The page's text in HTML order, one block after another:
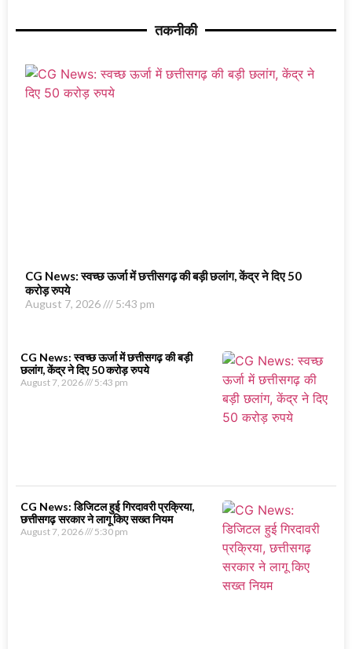
तकनीकी
CG News: स्वच्छ ऊर्जा में छत्तीसगढ़ की बड़ी छलांग, केंद्र ने दिए 50
करोड़ रुपये
August 7, 2026 5:43 pm
CG News: स्वच्छ ऊर्जा में छत्तीसगढ़ की बड़ी
छलांग, केंद्र ने दिए 50 करोड़ रुपये
August 7, 2026 5:43 pm
CG News: डिजिटल हुई गिरदावरी प्रक्रिया,
छत्तीसगढ़ सरकार ने लागू किए सख्त नियम
August 7, 2026 5:30 pm